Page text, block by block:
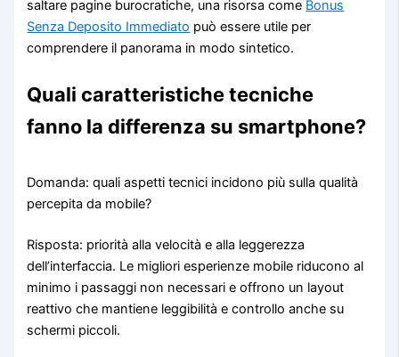
saltare pagine burocratiche, una risorsa come Bonus
Senza Deposito Immediato può essere utile per
comprendere il panorama in modo sintetico.
Quali caratteristiche tecniche
fanno la differenza su smartphone?
Domanda: quali aspetti tecnici incidono più sulla qualità
percepita da mobile?
Risposta: priorità alla velocità e alla leggerezza
dell’interfaccia. Le migliori esperienze mobile riducono al
minimo i passaggi non necessari e offrono un layout
reattivo che mantiene leggibilità e controllo anche su
schermi piccoli.